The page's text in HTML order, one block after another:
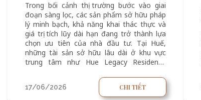
Trong bối cảnh thị trường bước vào giai
đoạn sàng lọc, các sản phẩm sở hữu pháp
lý minh bạch, khả năng khai thác thực và
giá trị tích lũy dài hạn đang trở thành lựa
chọn ưu tiên của nhà đầu tư. Tại Huế,
những tài sản sở hữu lâu dài ở khu vực
trung tâm như Hue Legacy Residence
17/06/2026 CHI TIẾT